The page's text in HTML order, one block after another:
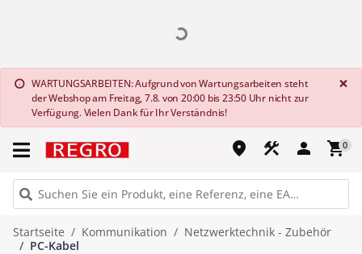
info WARTUNGSARBEITEN: Aufgrund von Wartungsarbeiten steht
der Webshop am Freitag, 7.8. von 20:00 bis 23:50 Uhr nicht zur
Verfügung. Vielen Dank für Ihr Verständnis!
×
place construction person shopping_cart0
Startseite Kommunikation
Netzwerktechnik - Zubehör
PC-Kabel